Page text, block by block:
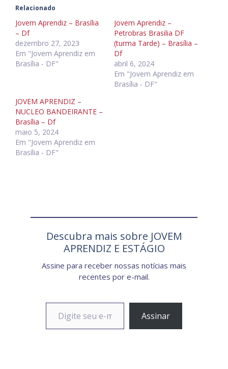
Relacionado
Jovem Aprendiz – Brasília
– Df
dezembro 27, 2023
Em "Jovem Aprendiz em
Brasília - DF"
Jovem Aprendiz –
Petrobras Brasilia DF
(turma Tarde) – Brasília –
Df
abril 6, 2024
Em "Jovem Aprendiz em
Brasília - DF"
JOVEM APRENDIZ –
NUCLEO BANDEIRANTE –
Brasília – Df
maio 5, 2024
Em "Jovem Aprendiz em
Brasília - DF"
Descubra mais sobre JOVEM
APRENDIZ E ESTÁGIO
Assine para receber nossas notícias mais
recentes por e-mail.
Digite seu e-mail…
Assinar